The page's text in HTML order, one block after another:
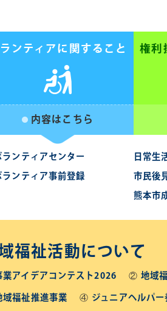
ンティアに関すること
内容はこちら
ンティアセンター
ンティア事前登録
権利
日常生
市民後
熊本市
福祉活動について
業アイデアコンテスト2026
地域
域福祉推進事業
ジュニアヘルパ